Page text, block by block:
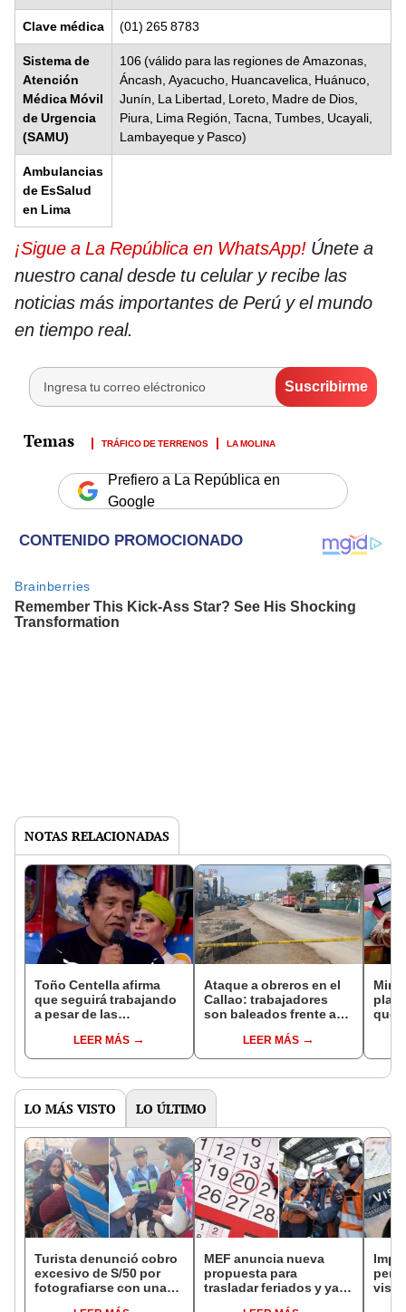
Clave médica (01) 265 8783
Sistema de
Atención
Médica Móvil
de Urgencia
(SAMU)
106 (válido para las regiones de Amazonas,
Áncash, Ayacucho, Huancavelica, Huánuco,
Junín, La Libertad, Loreto, Madre de Dios,
Piura, Lima Región, Tacna, Tumbes, Ucayali,
Lambayeque y Pasco)
Ambulancias
de EsSalud
en Lima
¡Sigue a La República en WhatsApp! Únete a
nuestro canal desde tu celular y recibe las
noticias más importantes de Perú y el mundo
en tiempo real.
TRÁFICO DE TERRENOS LA MOLINA
Prefiero a La República en
Google
NOTAS RELACIONADAS
Toño Centella afirma
que seguirá trabajando
a pesar de las
“Me da miedo, pero no
me amilana”
LEER MÁS
Ataque a obreros en el
Callao: trabajadores
son baleados frente a
La PerlaLEER MÁS
que
LO MÁS VISTO LO ÚLTIMO
Turista denunció cobro
excesivo de S/50 por
fotografiarse con una
MEF anuncia nueva
propuesta para
trasladar feriados y ya